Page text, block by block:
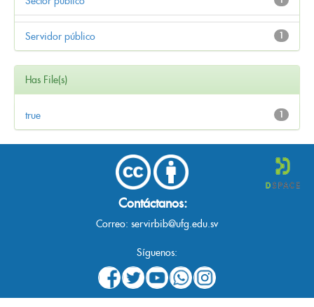
1
Servidor público
Has File(s)
1
true
Contáctanos:
Correo: servirbib@ufg.edu.sv
Síguenos: